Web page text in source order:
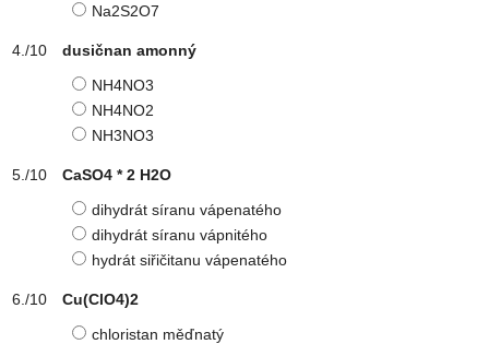
Na2S2O7
dusičnan amonný
NH4NO3
NH4NO2
NH3NO3
CaSO4 * 2 H2O
dihydrát síranu vápenatého
dihydrát síranu vápnitého
hydrát siřičitanu vápenatého
Cu(ClO4)2
chloristan měďnatý